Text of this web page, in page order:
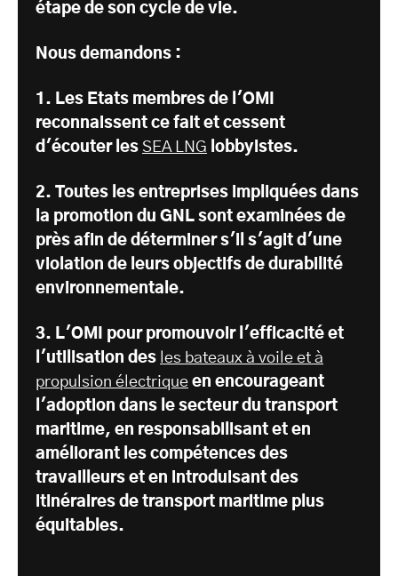
étape de son cycle de vie.
Nous demandons :
1. Les Etats membres de l'OMI
reconnaissent ce fait et cessent
d'écouter les SEA LNG lobbyistes.
2. Toutes les entreprises impliquées dans
la promotion du GNL sont examinées de
près afin de déterminer s'il s'agit d'une
violation de leurs objectifs de durabilité
environnementale.
3. L'OMI pour promouvoir l'efficacité et
l'utilisation des les bateaux à voile et à
propulsion électrique en encourageant
l'adoption dans le secteur du transport
maritime, en responsabilisant et en
améliorant les compétences des
travailleurs et en introduisant des
itinéraires de transport maritime plus
équitables.